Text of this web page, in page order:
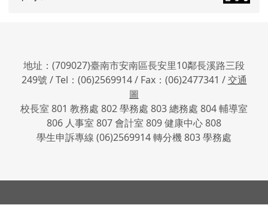
地址：(709027)臺南市安南區長安里10鄰長溪路三段
249號 / Tel：(06)2569914 / Fax：(06)2477341 /交通
圖
校長室 801 教務處 802 學務處 803 總務處 804 輔導室
806 人事室 807 會計室 809 健康中心 808
學生申訴專線 (06)2569914 轉分機 803 學務處